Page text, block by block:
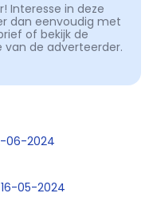
Interesse in deze
dan eenvoudig met
of bekijk de
de adverteerder.
06-2024
05-2024